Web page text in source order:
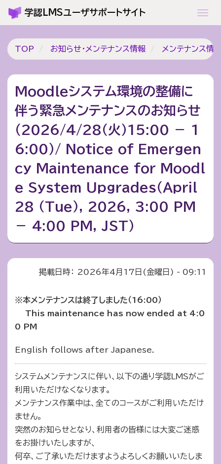
学認LMSユーザサポートサイト
TOP お知らせ・メンテナンス情報 メンテナンス情
Moodleシステム環境の整備に
伴う緊急メンテナンスのお知らせ
（2026/4/28（火）15:00 － 1
6:00）/ Notice of Emergen
cy Maintenance for Moodl
e System Upgrades（April
28 (Tue), 2026, 3:00 PM
－ 4:00 PM, JST）
掲載日時： 2026年4月17日(金曜日) - 09:11
※本メンテナンスは終了しました（16:00）
This maintenance has now ended at 4:0
0 PM
English follows after Japanese.
システムメンテナンスに伴い、以下の通り学認LMSがご
利用いただけなくなります。
メンテナンス作業中は、全てのコースがご利用いただけ
ません。
突然のお知らせとなり、利用者の皆様には大変ご迷惑
をお掛けいたしますが、
何卒、ご了承いただけますようよろしくお願いいたしま